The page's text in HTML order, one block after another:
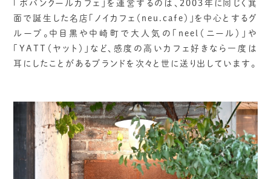
「ポパンクールカフェ」を運営するのは、2003年に同じく箕
面で誕生した名店「ノイカフェ（neu.cafe）」を中心とするグ
ループ。中目黒や中崎町で大人気の「neel（ニール）」や
「YATT（ヤット）」など、感度の高いカフェ好きなら一度は
耳にしたことがあるブランドを次々と世に送り出しています。